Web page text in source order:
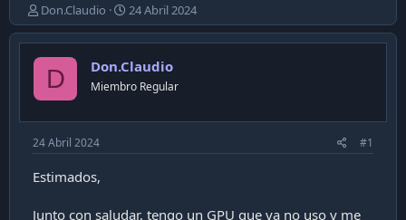
E
m
p
e
l
t
e
m
Don.Claudio
F
e
c
h
a
d
p
b
24 Abril 2024
D Don.Claudio
Miembro Regular
24 Abril 2024 #1
Estimados,
Junto con saludar, tengo un GPU que ya no uso y me